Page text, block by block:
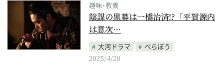
趣味･教養
陰謀の黒幕は一橋治済!?「平賀源内
は意次…
大河ドラマ
べらぼう
2025/4/20